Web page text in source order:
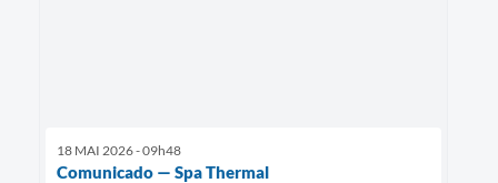
18 MAI 2026 - 09h48
Comunicado — Spa Thermal